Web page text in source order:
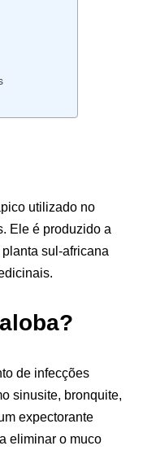
utilizado no
Ele é produzido a
sul-africana
de infecções
sinusite, bronquite,
expectorante
eliminar o muco